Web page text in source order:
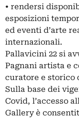
• rendersi
esposizioni
ed eventi d’arte
internazionali.
Pallavicini 22 si
Pagnani artista e
curatore e storico
Sulla base dei
Covid, l’accesso
Gallery è